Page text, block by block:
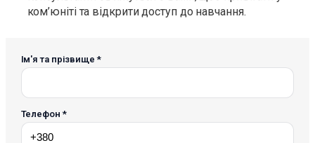
ком’юніті та відкрити доступ до навчання.
Ім'я та прізвище *
Телефон *